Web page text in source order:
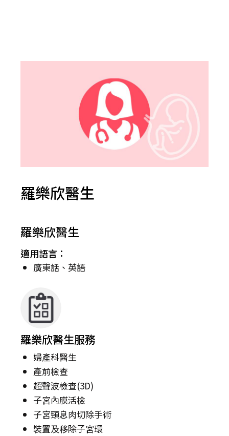
羅樂欣醫生
羅樂欣醫生
適用語言：
廣東話、英語
羅樂欣醫生服務
婦產科醫生
產前檢查
超聲波檢查(3D)
子宮內膜活檢
子宮頸息肉切除手術
裝置及移除子宮環